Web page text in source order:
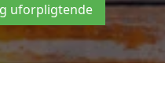
uforpligtende